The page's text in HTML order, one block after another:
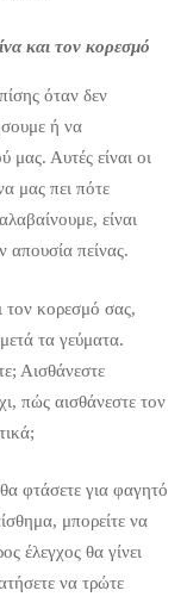
και τον κορεσμό
όταν δεν
ή να
μας. Αυτές είναι οι
μας πει πότε
είναι
απουσία πείνας.
τον κορεσμό σας,
τα γεύματα.
Αισθάνεστε
πώς αισθάνεστε τον
φτάσετε για φαγητό
μπορείτε να
έλεγχος θα γίνει
να τρώτε